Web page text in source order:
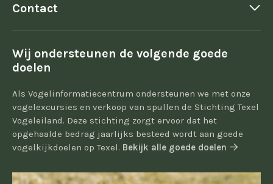
Contact
Wij ondersteunen de volgende goede
doelen
Als Vogelinformatiecentrum ondersteunen we met onze
vogelexcursies en verkoop van spullen de Stichting Texel
Vogeleiland. Deze stichting zorgt ervoor dat het
opgehaalde bedrag jaarlijks besteed wordt aan goede
vogelkijkdoelen op Texel. Bekijk alle goede doelen